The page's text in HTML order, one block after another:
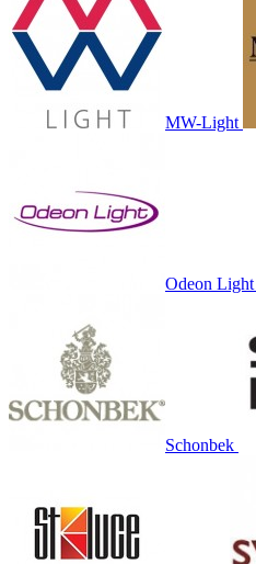
MW-Light
Odeon Light
Schonbek